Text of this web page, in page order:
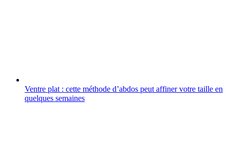
Ventre plat : cette méthode d’abdos peut affiner votre taille en
quelques semaines